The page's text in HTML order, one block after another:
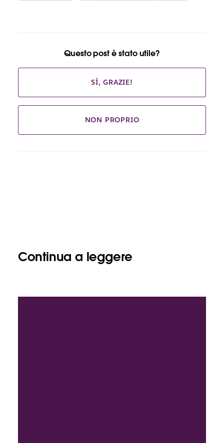
Questo post è stato utile?
SÌ, GRAZIE!
NON PROPRIO
Continua a leggere